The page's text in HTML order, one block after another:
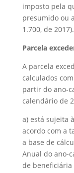
imposto pela
presumido ou
1.700, de 2017).
Parcela
A parcela
calculados
partir do ano-
calendário de
a) está sujeita
acordo com a
a base de
Anual do ano-
de beneficiária